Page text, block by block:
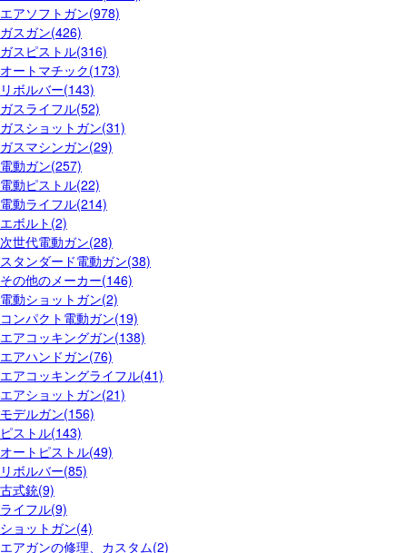
エアソフトガン(978)
ガスガン(426)
ガスピストル(316)
オートマチック(173)
リボルバー(143)
ガスライフル(52)
ガスショットガン(31)
ガスマシンガン(29)
電動ガン(257)
電動ピストル(22)
電動ライフル(214)
エボルト(2)
次世代電動ガン(28)
スタンダード電動ガン(38)
その他のメーカー(146)
電動ショットガン(2)
コンパクト電動ガン(19)
エアコッキングガン(138)
エアハンドガン(76)
エアコッキングライフル(41)
エアショットガン(21)
モデルガン(156)
ピストル(143)
オートピストル(49)
リボルバー(85)
古式銃(9)
ライフル(9)
ショットガン(4)
エアガンの修理、カスタム(2)